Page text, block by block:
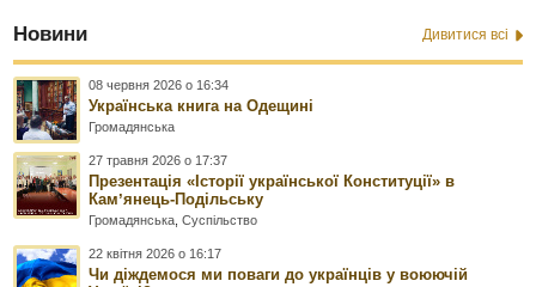
Новини Дивитися всі
08 червня 2026 о 16:34
Українська книга на Одещині
Громадянська
27 травня 2026 о 17:37
Презентація «Історії української Конституції» в
Камʼянець-Подільську
Громадянська ,Суспільство
22 квітня 2026 о 16:17
Чи діждемося ми поваги до українців у воюючій